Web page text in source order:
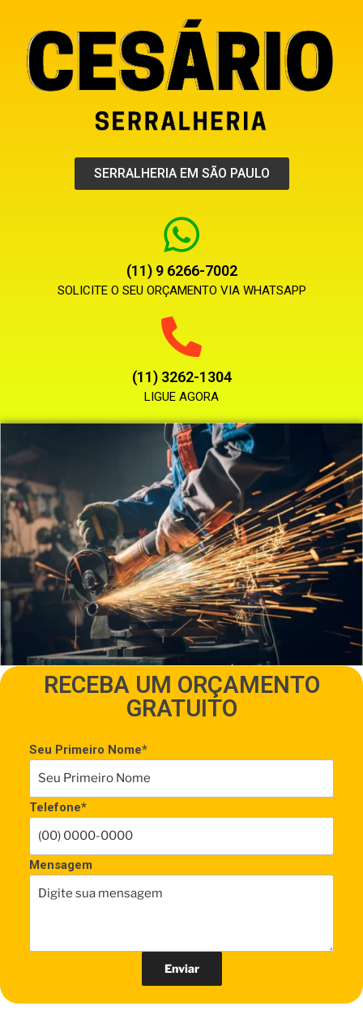
SERRALHERIA EM SÃO PAULO
(11) 9 6266-7002
SOLICITE O SEU ORÇAMENTO VIA WHATSAPP
(11) 3262-1304
LIGUE AGORA
RECEBA UM ORÇAMENTO
GRATUITO
Seu Primeiro Nome*
Telefone*
Mensagem